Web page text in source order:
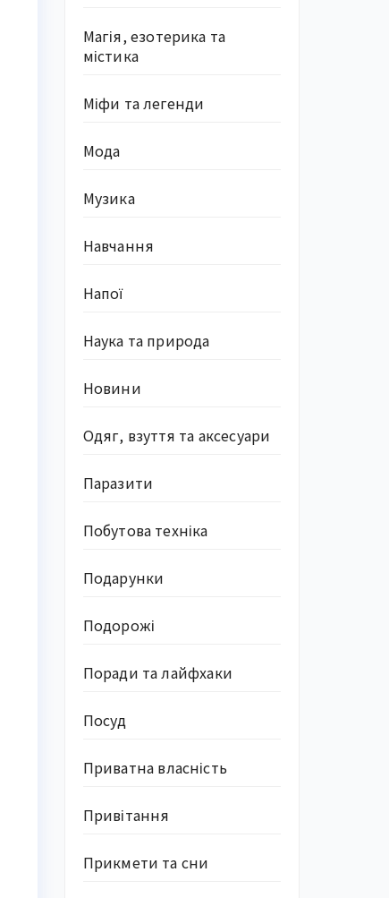
Магія, езотерика та
містика
Міфи та легенди
Мода
Музика
Навчання
Напої
Наука та природа
Новини
Одяг, взуття та аксесуари
Паразити
Побутова техніка
Подарунки
Подорожі
Поради та лайфхаки
Посуд
Приватна власність
Привітання
Прикмети та сни